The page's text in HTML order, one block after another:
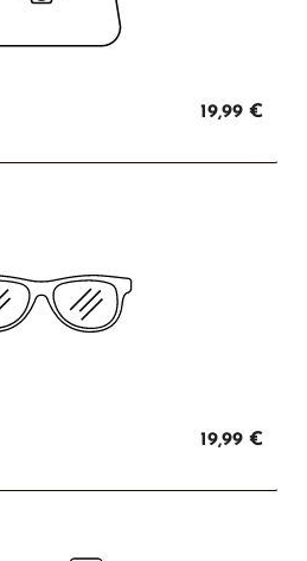
19,99 €
19,99 €